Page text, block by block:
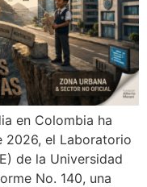
en Colombia ha
2026, el Laboratorio
de la Universidad
No. 140, una